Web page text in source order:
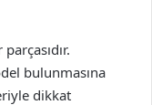
bulunmasına
dikkat